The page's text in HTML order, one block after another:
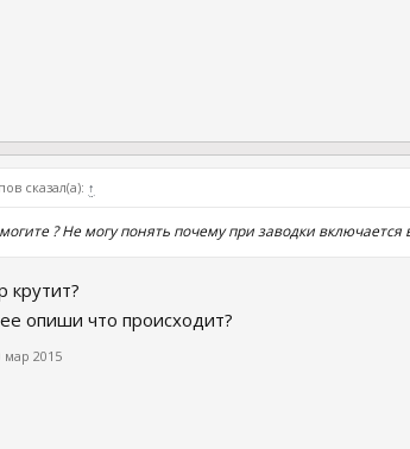
сказал(а): ↑
? Не могу понять почему при заводки включается
крутит?
опиши что происходит?
мар 2015